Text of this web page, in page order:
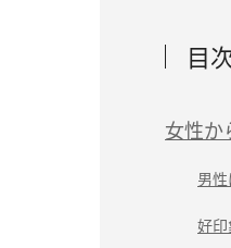
目
女性か
男
好